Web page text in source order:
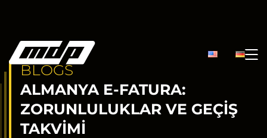
BLOGS
ALMANYA E-FATURA:
ZORUNLULUKLAR VE GEÇIŞ
TAKVIMI